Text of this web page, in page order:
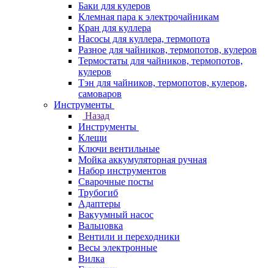
Баки для кулеров
Клемная пара к электрочайникам
Кран для куллера
Насосы для куллера, термопота
Разное для чайников, термопотов, кулеров
Термостаты для чайников, термопотов,
кулеров
Тэн для чайников, термопотов, кулеров,
самоваров
Инструменты
Назад
Инструменты
Клещи
Ключи вентильные
Мойка аккумуляторная ручная
Набор инструментов
Сварочные посты
Трубогиб
Aдаптеры
Вакуумный насос
Вальцовка
Вентили и переходники
Весы электронные
Вилка